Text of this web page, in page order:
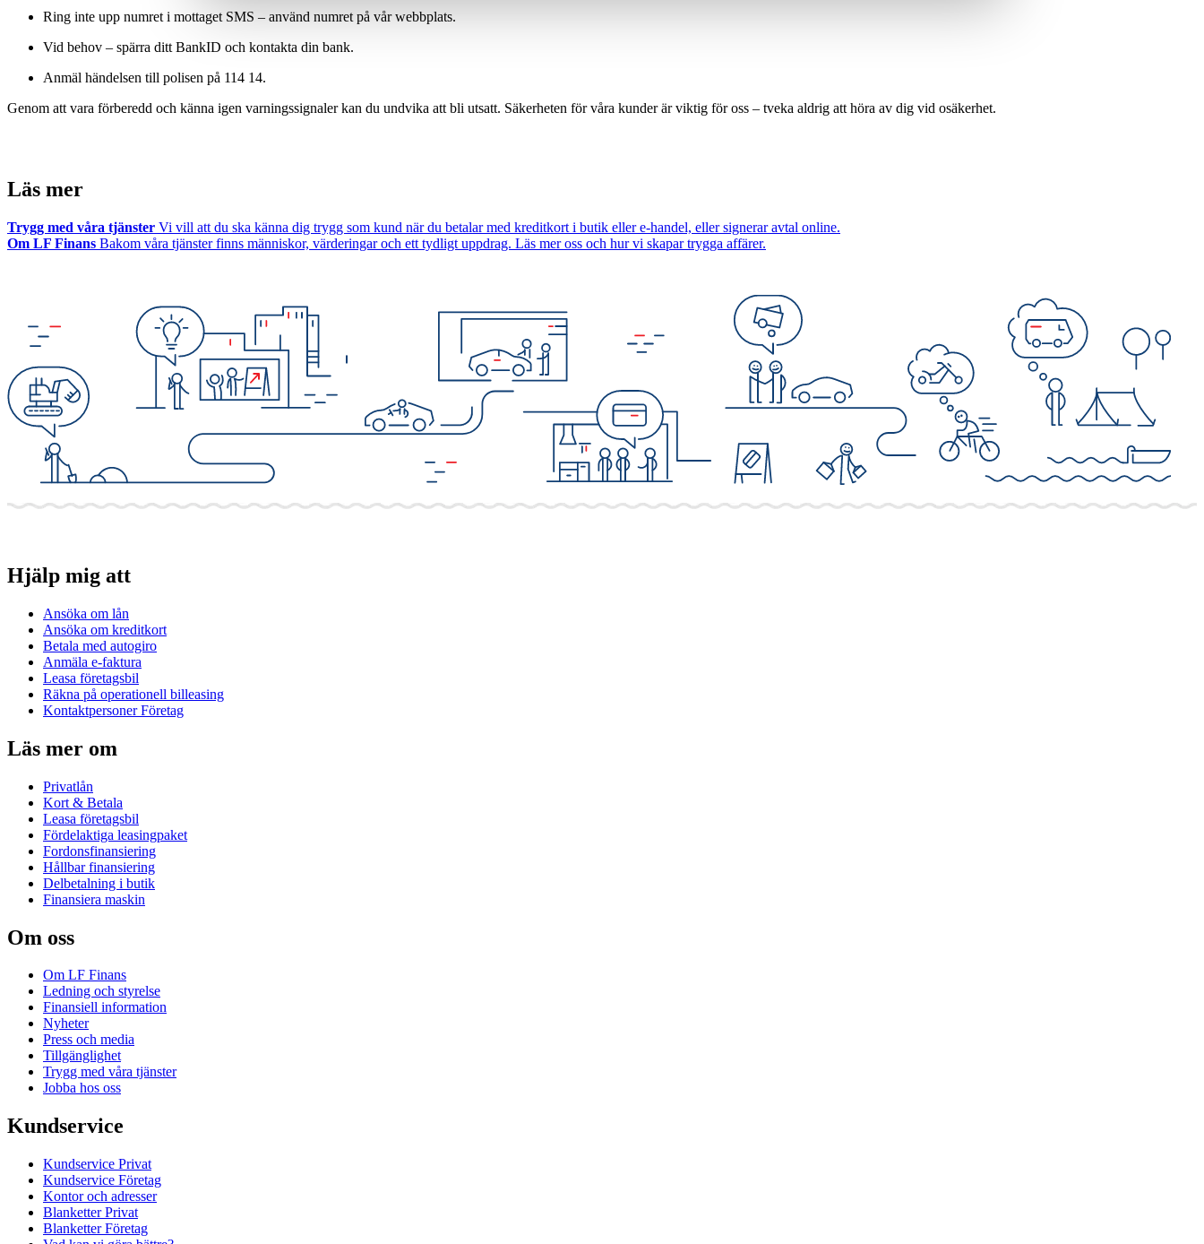
Ring inte upp numret i mottaget SMS – använd numret på vår webbplats.
Vid behov – spärra ditt BankID och kontakta din bank.
Anmäl händelsen till polisen på 114 14.
Genom att vara förberedd och känna igen varningssignaler kan du undvika att bli utsatt. Säkerheten för våra kunder är viktig för oss – tveka aldrig att höra av dig vid osäkerhet.
Läs mer
Trygg med våra tjänster Vi vill att du ska känna dig trygg som kund när du betalar med kreditkort i butik eller e-handel, eller signerar avtal online.
Om LF Finans Bakom våra tjänster finns människor, värderingar och ett tydligt uppdrag. Läs mer oss och hur vi skapar trygga affärer.
Hjälp mig att
Ansöka om lån
Ansöka om kreditkort
Betala med autogiro
Anmäla e-faktura
Leasa företagsbil
Räkna på operationell billeasing
Kontaktpersoner Företag
Läs mer om
Privatlån
Kort & Betala
Leasa företagsbil
Fördelaktiga leasingpaket
Fordonsfinansiering
Hållbar finansiering
Delbetalning i butik
Finansiera maskin
Om oss
Om LF Finans
Ledning och styrelse
Finansiell information
Nyheter
Press och media
Tillgänglighet
Trygg med våra tjänster
Jobba hos oss
Kundservice
Kundservice Privat
Kundservice Företag
Kontor och adresser
Blanketter Privat
Blanketter Företag